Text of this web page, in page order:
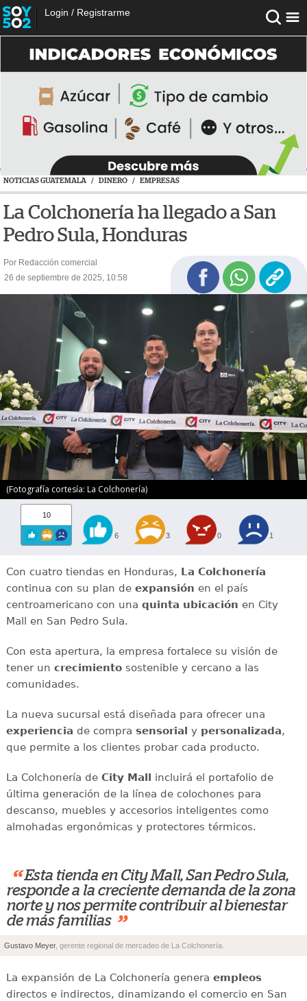
Login / Registrarme
NOTICIAS GUATEMALA / DINERO / EMPRESAS
La Colchonería ha llegado a San
Pedro Sula, Honduras
Por Redacción comercial
26 de septiembre de 2025, 10:58
(Fotografía cortesía: La Colchonería)
10
6 3 0 1
Con cuatro tiendas en Honduras, La Colchonería
continua con su plan de expansión en el país
centroamericano con una quinta ubicación en City
Mall en San Pedro Sula.
Con esta apertura, la empresa fortalece su visión de
tener un crecimientosostenible y cercano a las
comunidades.
La nueva sucursal está diseñada para ofrecer una
experiencia de compra sensorial y personalizada,
que permite a los clientes probar cada producto.
La Colchonería de City Mall incluirá el portafolio de
última generación de la línea de colochones para
descanso, muebles y accesorios inteligentes como
almohadas ergonómicas y protectores térmicos.
“ Esta tienda en City Mall, San Pedro Sula,
responde a la creciente demanda de la zona
norte y nos permite contribuir al bienestar
de más familias ”
Gustavo Meyer , gerente regional de mercadeo de La Colchonería.
La expansión de La Colchonería genera empleos
directos e indirectos, dinamizando el comercio en San